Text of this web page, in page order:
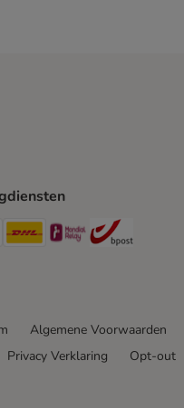
Dpd Shipping Method
DHL Shipping Method
Mondial Relay
Algemene Voorwaarden
Privacy Verklaring Opt-out